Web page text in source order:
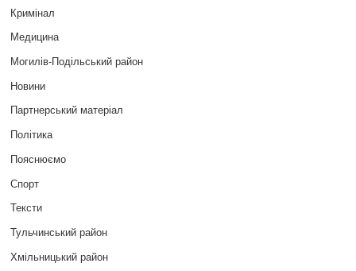
Кримінал
Медицина
Могилів-Подільський район
Новини
Партнерський матеріал
Політика
Пояснюємо
Спорт
Тексти
Тульчинський район
Хмільницький район